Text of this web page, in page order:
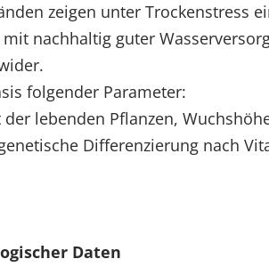
zeigen unter Trockenstress
nachhaltig guter
folgender Parameter:
lebenden Pflanzen,
Differenzierung nach
Daten